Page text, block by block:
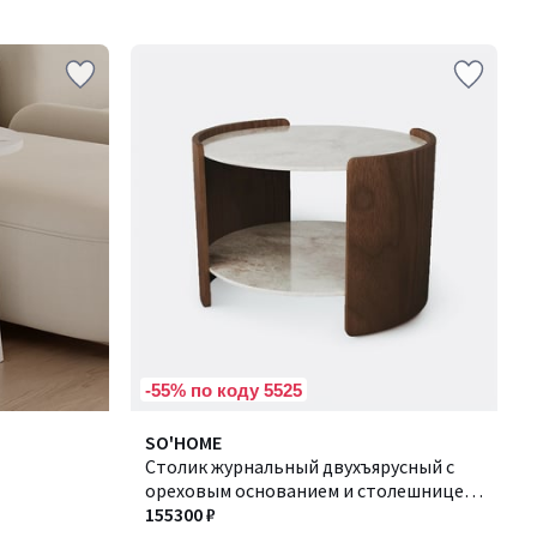
-55% по коду 5525
SO'HOME
Cтолик журнальный двухъярусный с
ореховым основанием и столешницей
из акрилового камня
155300 ₽